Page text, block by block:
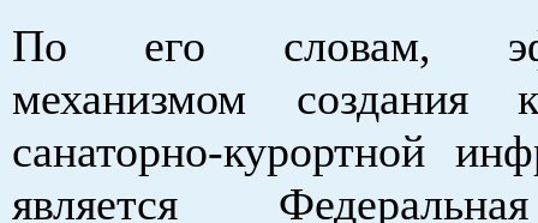
По его словам,
механизмом создания
санаторно-курортной
является